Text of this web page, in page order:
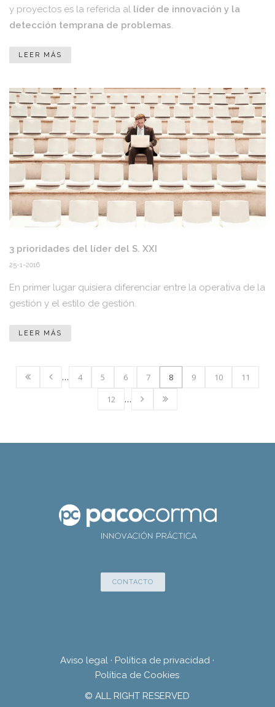
y proyectos es la referida al líder de innovación y la
detección temprana de problemas.
LEER MÁS
3 prioridades del líder del S. XXI
25-1-2016
En primer lugar quisiera diferenciar entre la operativa de la
gestión y el estilo de gestión.
LEER MÁS
… 4 5 6 7 8 9 10
11
12
…
CONTACTO
Aviso legal · Política de privacidad ·
Política de Cookies
© ALL RIGHT RESERVED